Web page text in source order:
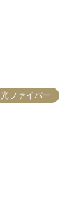
光ファイバー